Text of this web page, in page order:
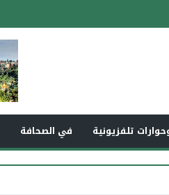
تلفزيونية في الصحافة